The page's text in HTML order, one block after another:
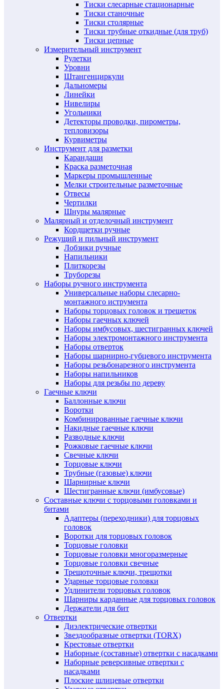
Тиски слесарные стационарные
Тиски станочные
Тиски столярные
Тиски трубные откидные (для труб)
Тиски цепные
Измерительный инструмент
Рулетки
Уровни
Штангенциркули
Дальномеры
Линейки
Нивелиры
Угольники
Детекторы проводки, пирометры,
тепловизоры
Курвиметры
Инструмент для разметки
Карандаши
Краска разметочная
Маркеры промышленные
Мелки строительные разметочные
Отвесы
Чертилки
Шнуры малярные
Малярный и отделочный инструмент
Кордщетки ручные
Режущий и пильный инструмент
Лобзики ручные
Напильники
Плиткорезы
Труборезы
Наборы ручного инструмента
Универсальные наборы слесарно-
монтажного иструмента
Наборы торцовых головок и трещеток
Наборы гаечных ключей
Наборы имбусовых, шестигранных ключей
Наборы электромонтажного инструмента
Наборы отверток
Наборы шарнирно-губцевого инструмента
Наборы резьбонарезного инструмента
Наборы напильников
Наборы для резьбы по дереву
Гаечные ключи
Баллонные ключи
Воротки
Комбинированные гаечные ключи
Накидные гаечные ключи
Разводные ключи
Рожковые гаечные ключи
Свечные ключи
Торцовые ключи
Трубные (газовые) ключи
Шарнирные ключи
Шестигранные ключи (имбусовые)
Составные ключи с торцовыми головками и
битами
Адаптеры (переходники) для торцовых
головок
Воротки для торцовых головок
Торцовые головки
Торцовые головки многоразмерные
Торцовые головки свечные
Трещоточные ключи, трещотки
Ударные торцовые головки
Удлинители торцовых головок
Шарниры карданные для торцовых головок
Держатели для бит
Отвертки
Диэлектрические отвертки
Звездообразные отвертки (TORX)
Крестовые отвертки
Наборные (составные) отвертки с насадками
Наборные реверсивные отвертки с
насадками
Плоские шлицевые отвертки